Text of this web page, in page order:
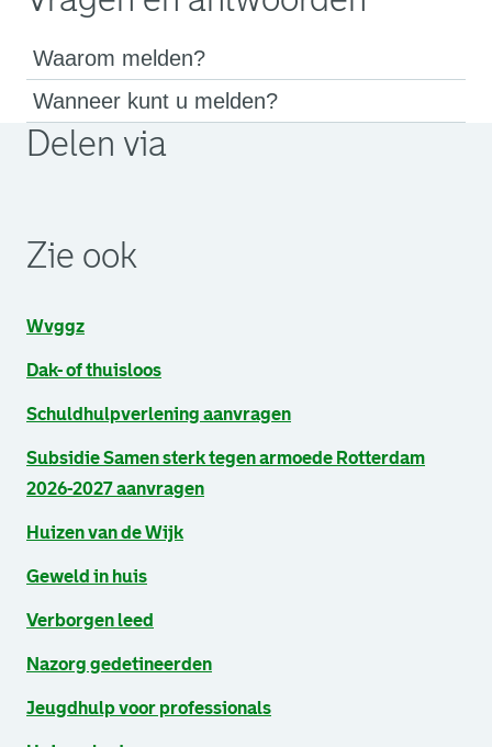
Waarom melden?
Wanneer kunt u melden?
Delen via
Zie ook
Wvggz
Dak- of thuisloos
Schuldhulpverlening aanvragen
Subsidie Samen sterk tegen armoede Rotterdam
2026-2027 aanvragen
Huizen van de Wijk
Geweld in huis
Verborgen leed
Nazorg gedetineerden
Jeugdhulp voor professionals